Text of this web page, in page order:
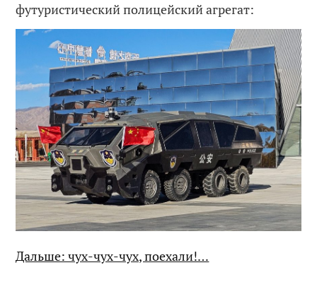
футуристический полицейский агрегат:
Дальше: чух-чух-чух, поехали!…